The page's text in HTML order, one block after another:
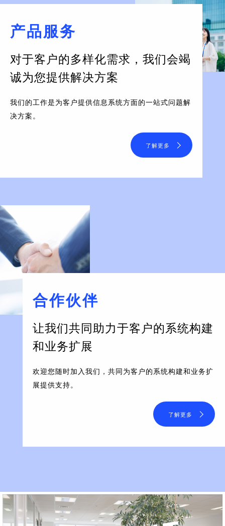
产品服务
对于客户的多样化需求， 我们会竭
诚为您提供解决方案
我们的工作是为客户提供信息系统方面的一站式问题解
决方案。
了解更多
合作伙伴
让我们共同助力于客户的系统构建
和业务扩展
欢迎您随时加入我们，共同为客户的系统构建和业务扩
展提供支持。
了解更多